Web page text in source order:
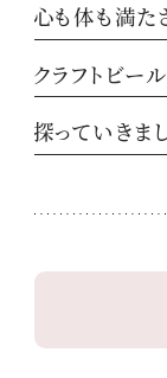
心も体も満た
クラフトビー
探っていきまし